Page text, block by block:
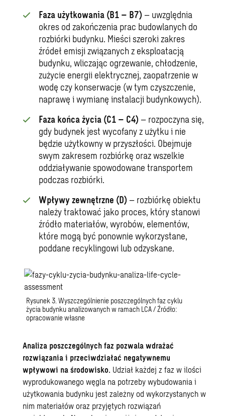
Faza użytkowania (B1 – B7) – uwzględnia
okres od zakończenia prac budowlanych do
rozbiórki budynku. Mieści szeroki zakres
źródeł emisji związanych z eksploatacją
budynku, wliczając ogrzewanie, chłodzenie,
zużycie energii elektrycznej, zaopatrzenie w
wodę czy konserwacje (w tym czyszczenie,
naprawę i wymianę instalacji budynkowych).
Faza końca życia (C1 – C4) – rozpoczyna się,
gdy budynek jest wycofany z użytku i nie
będzie użytkowny w przyszłości. Obejmuje
swym zakresem rozbiórkę oraz wszelkie
oddziaływanie spowodowane transportem
podczas rozbiórki.
Wpływy zewnętrzne (D) – rozbiórkę obiektu
należy traktować jako proces, który stanowi
źródło materiałów, wyrobów, elementów,
które mogą być ponownie wykorzystane,
poddane recyklingowi lub odzyskane.
Rysunek 3. Wyszczególnienie poszczególnych faz cyklu
życia budynku analizowanych w ramach LCA / Źródło:
opracowanie własne
Analiza poszczególnych faz pozwala wdrażać
rozwiązania i przeciwdziałać negatywnemu
wpływowi na środowisko. Udział każdej z faz w ilości
wyprodukowanego węgla na potrzeby wybudowania i
użytkowania budynku jest zależny od wykorzystanych w
nim materiałów oraz przyjętych rozwiązań